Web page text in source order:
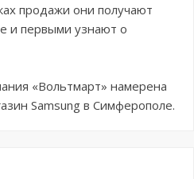
продажи они получают
и первыми узнают о
«Вольтмарт» намерена
Samsung в Симферополе.